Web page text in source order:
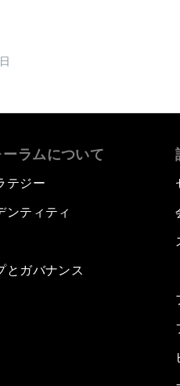
ラムについて
テジー
ンティティ
とガバナンス